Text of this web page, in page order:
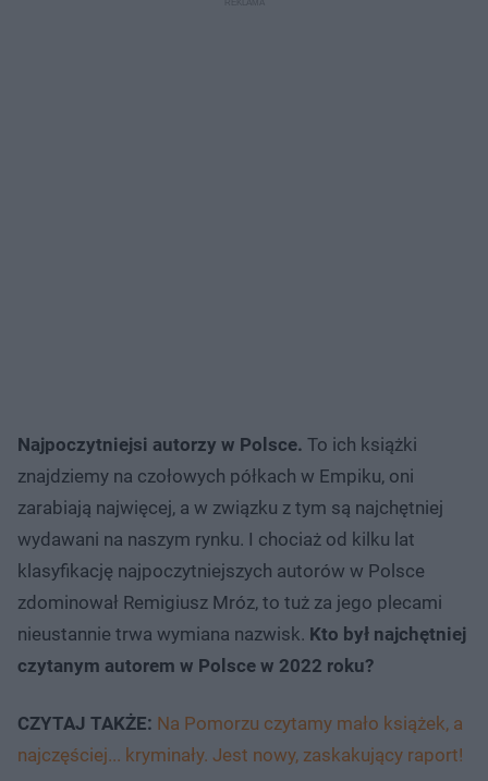
Najpoczytniejsi autorzy w Polsce. To ich książki
znajdziemy na czołowych półkach w Empiku, oni
zarabiają najwięcej, a w związku z tym są najchętniej
wydawani na naszym rynku. I chociaż od kilku lat
klasyfikację najpoczytniejszych autorów w Polsce
zdominował Remigiusz Mróz, to tuż za jego plecami
nieustannie trwa wymiana nazwisk. Kto był najchętniej
czytanym autorem w Polsce w 2022 roku?
CZYTAJ TAKŻE: Na Pomorzu czytamy mało książek, a
najczęściej... kryminały. Jest nowy, zaskakujący raport!